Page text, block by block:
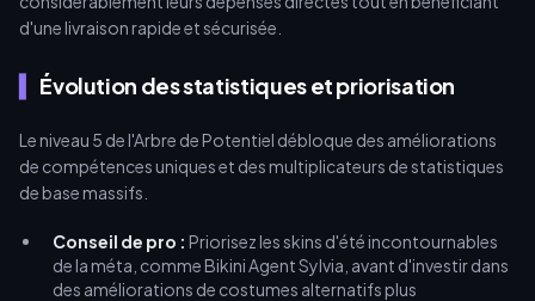
d'une livraison rapide et sécurisée.
Évolution des statistiques et priorisation
Le niveau 5 de l'Arbre de Potentiel débloque des améliorations
de compétences uniques et des multiplicateurs de statistiques
de base massifs.
Conseil de pro : Priorisez les skins d'été incontournables
de la méta, comme Bikini Agent Sylvia, avant d'investir dans
des améliorations de costumes alternatifs plus